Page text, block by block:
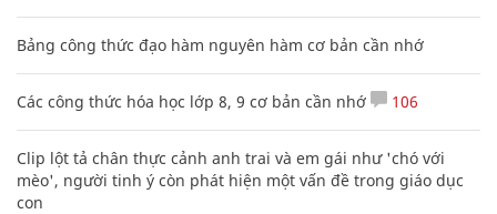
Bảng công thức đạo hàm nguyên hàm cơ bản cần nhớ
Các công thức hóa học lớp 8, 9 cơ bản cần nhớ 106
Clip lột tả chân thực cảnh anh trai và em gái như 'chó với
mèo', người tinh ý còn phát hiện một vấn đề trong giáo dục
con